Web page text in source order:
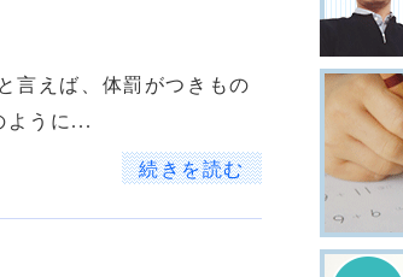
言えば、体罰がつきもの
ように...
続きを読む